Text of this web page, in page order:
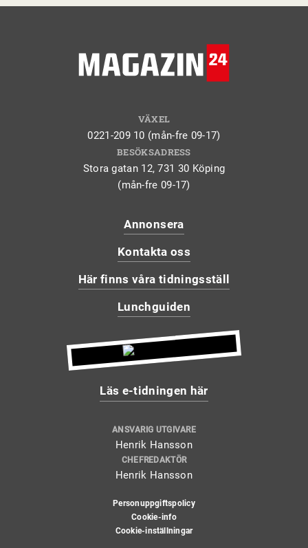
VÄXEL
0221-209 10 (mån-fre 09-17)
BESÖKSADRESS
Stora gatan 12, 731 30 Köping
(mån-fre 09-17)
Annonsera
Kontakta oss
Här finns våra tidningsställ
Lunchguiden
Läs e-tidningen här
ANSVARIG UTGIVARE
Henrik Hansson
CHEFREDAKTÖR
Henrik Hansson
Personuppgiftspolicy
Cookie-info
Cookie-inställningar